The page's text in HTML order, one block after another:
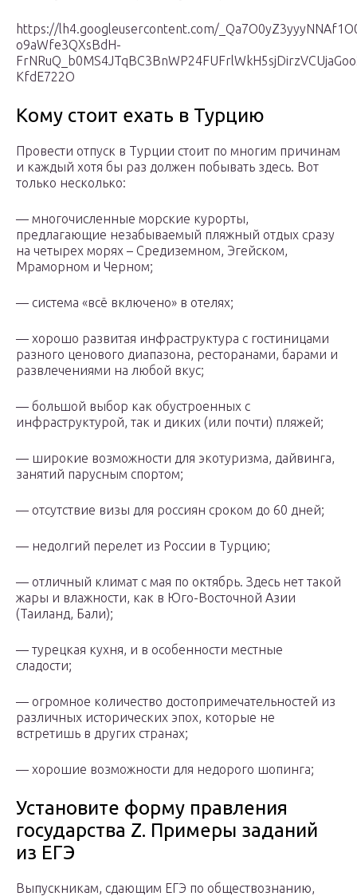
https://lh4.googleusercontent.com/
o9aWfe3QXsBdH-
KfdE722O
Кому стоит ехать в Турцию
Провести отпуск в Турции стоит по многим причинам
и каждый хотя бы раз должен побывать здесь. Вот
только несколько:
— многочисленные морские курорты,
предлагающие незабываемый пляжный отдых сразу
на четырех морях – Средиземном, Эгейском,
Мраморном и Черном;
— система «всё включено» в отелях;
— хорошо развитая инфраструктура с гостиницами
разного ценового диапазона, ресторанами, барами и
развлечениями на любой вкус;
— большой выбор как обустроенных с
инфраструктурой, так и диких (или почти) пляжей;
— широкие возможности для экотуризма, дайвинга,
занятий парусным спортом;
— отсутствие визы для россиян сроком до 60 дней;
— недолгий перелет из России в Турцию;
— отличный климат с мая по октябрь. Здесь нет такой
жары и влажности, как в Юго-Восточной Азии
(Таиланд, Бали);
— турецкая кухня, и в особенности местные
сладости;
— огромное количество достопримечательностей из
различных исторических эпох, которые не
встретишь в других странах;
— хорошие возможности для недорого шопинга;
Установите форму правления
государства Z. Примеры заданий
из ЕГЭ
Выпускникам, сдающим ЕГЭ по обществознанию,